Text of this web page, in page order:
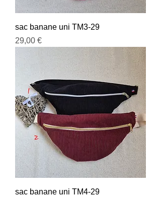
sac banane uni TM3-29
Prix
29,00 €
sac banane uni TM4-29